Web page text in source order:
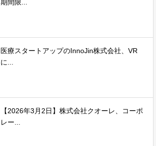
期間限...
医療スタートアップのInnoJin株式会社、VR
に...
【2026年3月2日】株式会社クオーレ、コーポ
レー...